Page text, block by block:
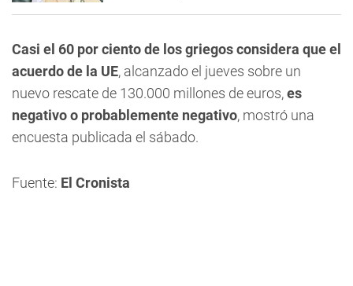
Casi el 60 por ciento de los griegos considera que el
acuerdo de la UE, alcanzado el jueves sobre un
nuevo rescate de 130.000 millones de euros,es
negativo o probablemente negativo, mostró una
encuesta publicada el sábado.
Fuente: El Cronista